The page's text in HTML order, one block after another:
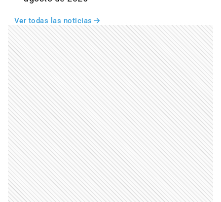
Ver todas las noticias